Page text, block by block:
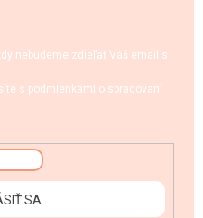
nebudeme zdieľať Váš email s
s podmienkami o spracovaní
SA